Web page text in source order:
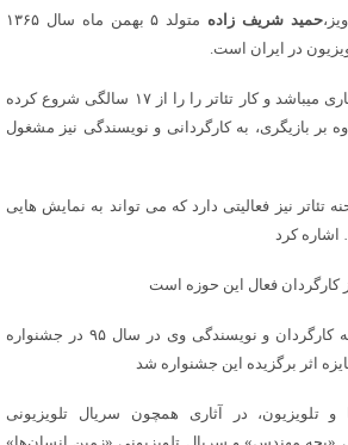
حمید شریف زاده
متولد ۵ بهمن ماه سال ۱۳۶۵
در ایران است.
وی فارغ التحصیل رشته معماری میباشد و کار تئاتر را را از ۱۷ سالگی شروع کرده
بر بازیگری، به کارگردانی و نویسندگی نیز مشغول
نیز فعالیتی دارد که می تواند به نمایش هایی
اشاره کرد
از کارگردان فعال این حوزه است
نمایشم حالش خوب باشد به کارگردان و نویسندگی وی در سال ۹۵ در جشنواره
و تلویزیون، در آثاری همچون سریال تلویزیونی